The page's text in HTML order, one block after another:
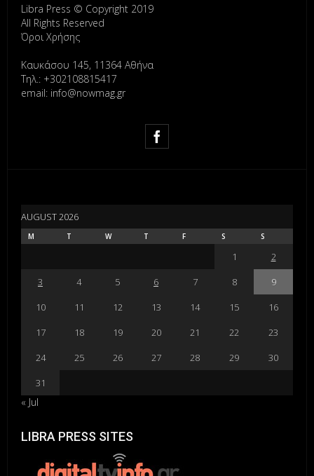
Libra Press © Copyright 2019
All Rights Reserved
Όροι Χρήσης
Καυκάσου 145, 11364 Αθήνα
Τηλ.: +302108815417
email: info@nowmag.gr
AUGUST 2026
M T W T F S S
1
2
3
4 5 6 7 8
9
10
11 12 13 14 15
16
17
18 19 20 21 22
23
24
25 26 27 28 29
30
31
« Jul
LIBRA PRESS SITES